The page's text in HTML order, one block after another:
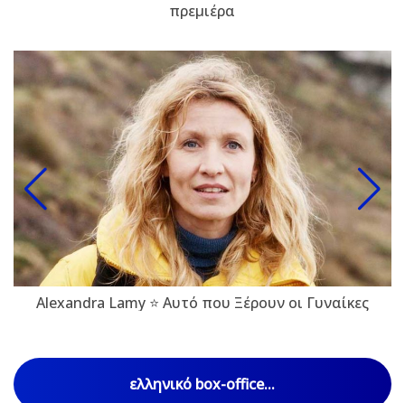
πρεμιέρα
Alexandra Lamy ⭐ Αυτό που Ξέρουν οι Γυναίκες
ελληνικό box-office...